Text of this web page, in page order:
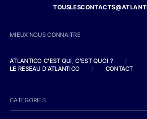
MIEUX NOUS CONNAITRE
ATLANTICO C'EST QUI, C'EST QUOI ?
/
LE RESEAU D'ATLANTICO
/ CONTACT
CATEGORIES